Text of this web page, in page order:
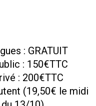
: GRATUIT
: 150€TTC
: 200€TTC
(19,50€ le midi